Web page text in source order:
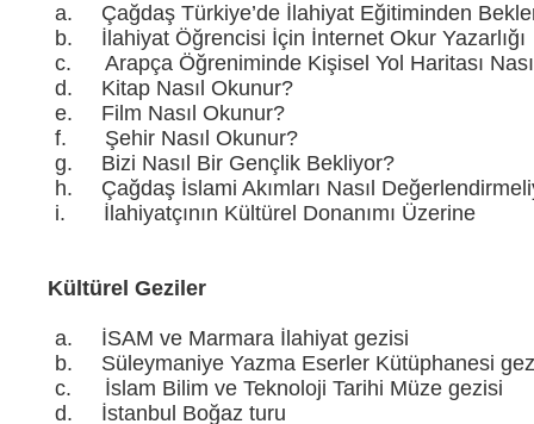
a.
Çağdaş Türkiye’de İlahiyat Eğitiminden
b.
İlahiyat Öğrencisi İçin İnternet Okur Yazarlığı
c.
Arapça Öğreniminde Kişisel Yol Haritası
d.
Kitap Nasıl Okunur?
e.
Film Nasıl Okunur?
f.
Şehir Nasıl Okunur?
g.
Bizi Nasıl Bir Gençlik Bekliyor?
h.
Çağdaş İslami Akımları Nasıl
i.
İlahiyatçının Kültürel Donanımı Üzerine
Kültürel Geziler
a.
İSAM ve Marmara İlahiyat gezisi
b.
Süleymaniye Yazma Eserler Kütüphanesi
c.
İslam Bilim ve Teknoloji Tarihi Müze gezisi
d.
İstanbul Boğaz turu